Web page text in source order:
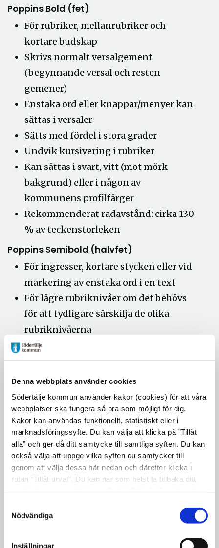
Denna webbplats använder cookies
Södertälje kommun använder kakor (cookies) för att våra
webbplatser ska fungera så bra som möjligt för dig.
Kakor kan användas funktionellt, statistiskt eller i
marknadsföringssyfte. Du kan välja att klicka på ”Tillåt
alla” och ger då ditt samtycke till samtliga syften. Du kan
också välja att uppge vilka syften du samtycker till
genom att välja dessa här nedan och därefter klicka i
rutan ”Tillåt urval”. Du kan när som helst ta tillbaka ditt
"Visa detaljer" kan du läsa om hur kakorna används och
hur vi och våra leverantörer inhämtar och behandlar
Nödvändiga
Inställningar
Poppins Bold (fet)
För rubriker, mellanrubriker och
kortare budskap
Skrivs normalt versalgement
(begynnande versal och resten
gemener)
Enstaka ord eller knappar/menyer kan
sättas i versaler
Sätts med fördel i stora grader
Undvik kursivering i rubriker
Kan sättas i svart, vitt (mot mörk
bakgrund) eller i någon av
kommunens profilfärger
Rekommenderat radavstånd: cirka 130
% av teckenstorleken
Poppins Semibold (halvfet)
För ingresser, kortare stycken eller vid
markering av enstaka ord i en text
För lägre rubriknivåer om det behövs
för att tydligare särskilja de olika
rubriknivåerna
Poppins Regular (normal)
Rekommenderad brödtextstorlek i
tryck: 9 punkter med 13,5 punkters
radavstånd
Rekommenderad brödtextstorlek
digitalt/webb: 16–18 pixlar med cirka
1.6 em i radavstånd
Kursivering kan användas på enstaka
ord eller kortare delar
Komplementtypsnitt